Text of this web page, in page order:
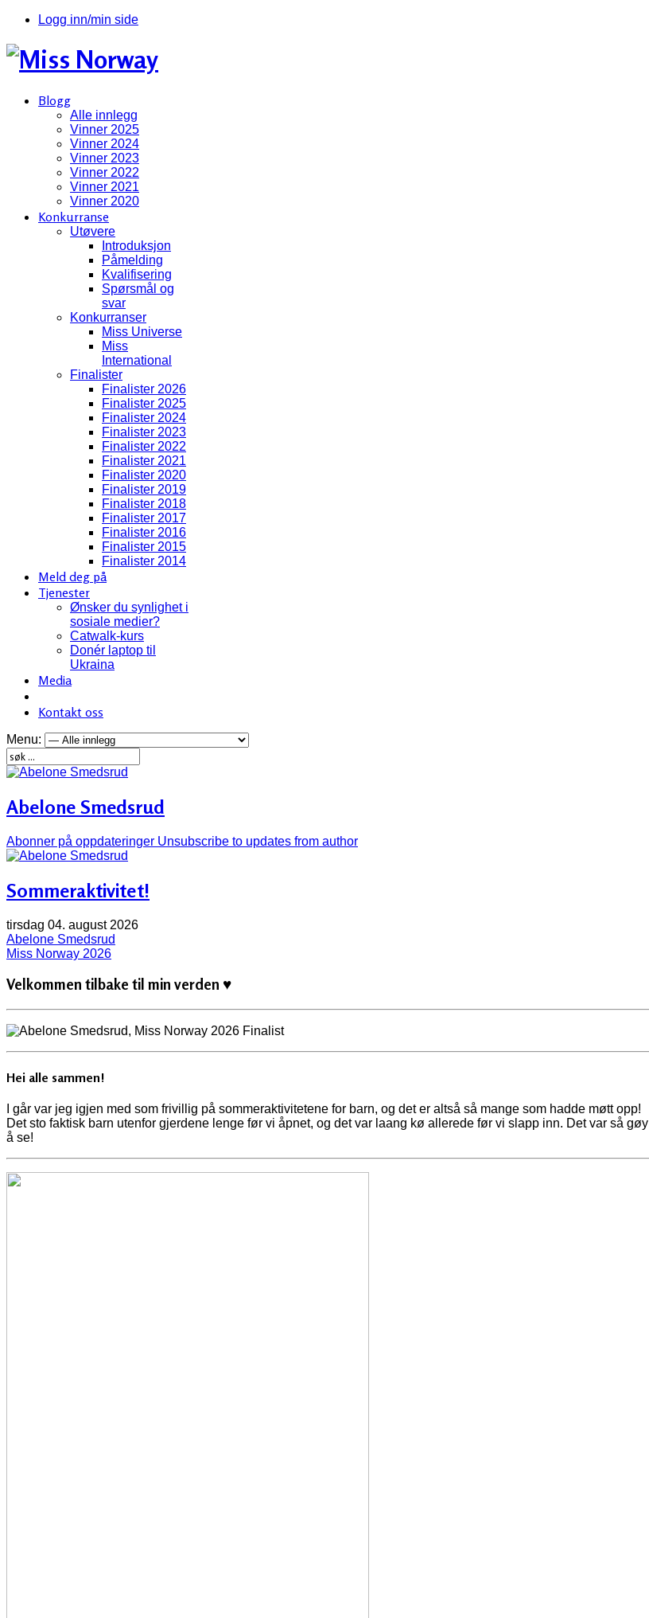
Logg inn/min side
Blogg
Alle innlegg
Vinner 2025
Vinner 2024
Vinner 2023
Vinner 2022
Vinner 2021
Vinner 2020
Konkurranse
Utøvere
Introduksjon
Påmelding
Kvalifisering
Spørsmål og
svar
Konkurranser
Miss Universe
Miss
International
Finalister
Finalister 2026
Finalister 2025
Finalister 2024
Finalister 2023
Finalister 2022
Finalister 2021
Finalister 2020
Finalister 2019
Finalister 2018
Finalister 2017
Finalister 2016
Finalister 2015
Finalister 2014
Meld deg på
Tjenester
Ønsker du synlighet i
sosiale medier?
Catwalk-kurs
Donér laptop til
Ukraina
Media
Kontakt oss
Menu:
Abelone Smedsrud
Abonner på oppdateringer Unsubscribe to updates from author
Sommeraktivitet!
tirsdag 04. august 2026
Abelone Smedsrud
Miss Norway 2026
Velkommen tilbake til min verden ♥
Hei alle sammen!
I går var jeg igjen med som frivillig på sommeraktivitetene for barn, og det er altså så mange som hadde møtt opp!
Det sto faktisk barn utenfor gjerdene lenge før vi åpnet, og det var laang kø allerede før vi slapp inn. Det var så gøy
å se!